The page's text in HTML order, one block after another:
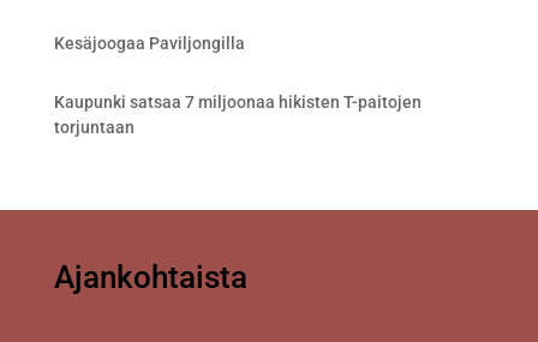
Kesäjoogaa Paviljongilla
Kaupunki satsaa 7 miljoonaa hikisten T-paitojen
torjuntaan
Ajankohtaista